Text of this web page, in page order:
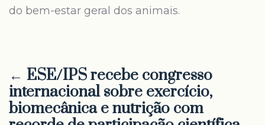
do bem-estar geral dos animais.
← ESE/IPS recebe congresso
internacional sobre exercício,
biomecânica e nutrição com